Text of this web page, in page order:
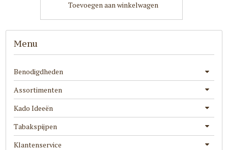
Toevoegen aan winkelwagen
Menu
Benodigdheden
Assortimenten
Kado Ideeën
Tabakspijpen
Klantenservice